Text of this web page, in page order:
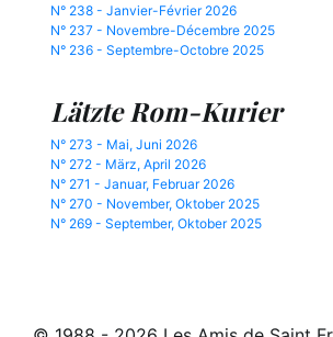
N° 238 - Janvier-Février 2026
N° 237 - Novembre-Décembre 2025
N° 236 - Septembre-Octobre 2025
Lätzte Rom-Kurier
N° 273 - Mai, Juni 2026
N° 272 - März, April 2026
N° 271 - Januar, Februar 2026
N° 270 - November, Oktober 2025
N° 269 - September, Oktober 2025